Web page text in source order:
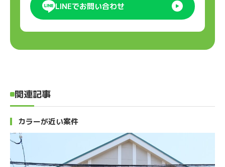
LINEでお問い合わせ
関連記事
カラーが近い案件